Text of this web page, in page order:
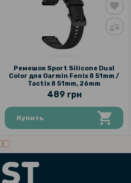
Ремешок Sport Silicone Dual
Color для Garmin Fenix 8 51mm /
Tactix 8 51mm, 26mm​​
489 грн
Купить